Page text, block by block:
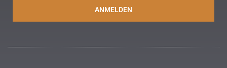
ANMELDEN